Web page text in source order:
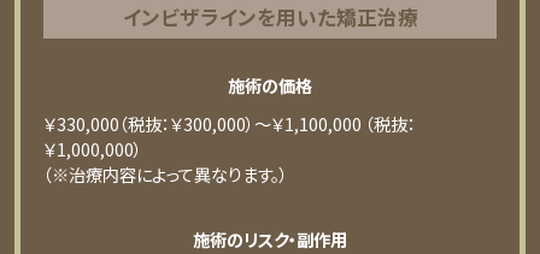
インビザラインを用いた矯正治療
施術の価格
￥330,000（税抜：￥300,000）～￥1,100,000 （税抜：
￥1,000,000）
（※治療内容によって異なります。）
施術のリスク・副作用